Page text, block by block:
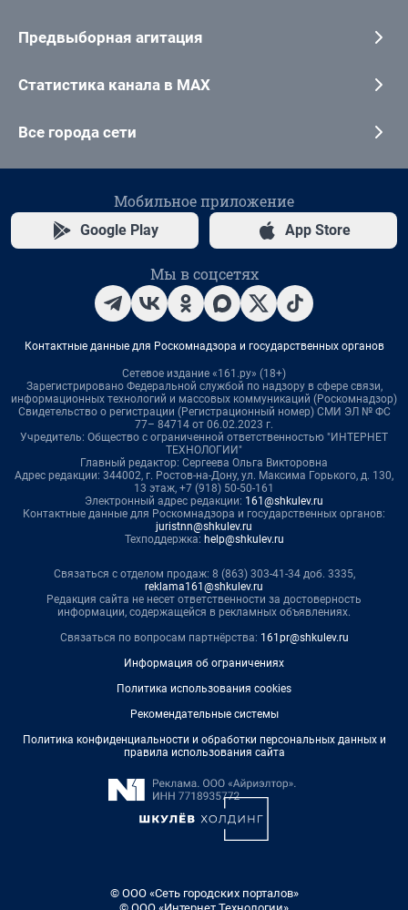
Предвыборная агитация
Статистика канала в MAX
Все города сети
Мобильное приложение
Google Play App Store
Мы в соцсетях
Контактные данные для Роскомнадзора и государственных органов
Сетевое издание «161.ру» (18+)
Зарегистрировано Федеральной службой по надзору в сфере связи,
информационных технологий и массовых коммуникаций (Роскомнадзор)
Свидетельство о регистрации (Регистрационный номер) СМИ ЭЛ № ФС
77– 84714 от 06.02.2023 г.
Учредитель: Общество с ограниченной ответственностью "ИНТЕРНЕТ
ТЕХНОЛОГИИ"
Главный редактор: Сергеева Ольга Викторовна
Адрес редакции: 344002, г. Ростов-на-Дону, ул. Максима Горького, д. 130,
13 этаж, +7 (918) 50-50-161
Электронный адрес редакции: 161@shkulev.ru
Контактные данные для Роскомнадзора и государственных органов:
juristnn@shkulev.ru
Техподдержка: help@shkulev.ru
Связаться с отделом продаж: 8 (863) 303-41-34 доб. 3335,
reklama161@shkulev.ru
Редакция сайта не несет ответственности за достоверность
информации, содержащейся в рекламных объявлениях.
Связаться по вопросам партнёрства: 161pr@shkulev.ru
Информация об ограничениях
Политика использования cookies
Рекомендательные системы
Политика конфиденциальности и обработки персональных данных и
правила использования сайта
© ООО «Сеть городских порталов»